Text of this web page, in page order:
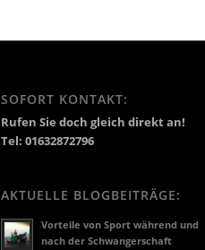
SOFORT KONTAKT:
Rufen Sie doch gleich direkt an!
Tel: 01632872796
AKTUELLE BLOGBEITRÄGE:
Vorteile von Sport während und
nach der Schwangerschaft